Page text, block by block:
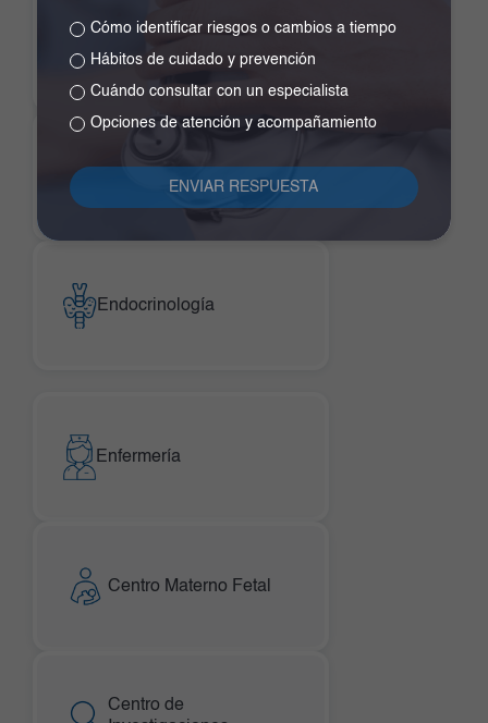
Manejo del Dolor y
Cuidados Paliativos
Endocrinología
Enfermería
Centro Materno Fetal
Centro de
Cómo identificar riesgos o cambios a tiempo
Hábitos de cuidado y prevención
Cuándo consultar con un especialista
Opciones de atención y acompañamiento